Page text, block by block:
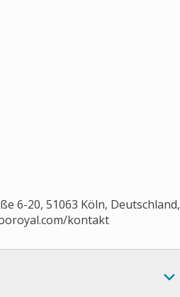
6-20, 51063 Köln, Deutschland,
kontakt